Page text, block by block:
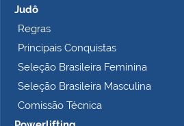
Judô
Regras
Principais Conquistas
Seleção Brasileira Feminina
Seleção Brasileira Masculina
Comissão Técnica